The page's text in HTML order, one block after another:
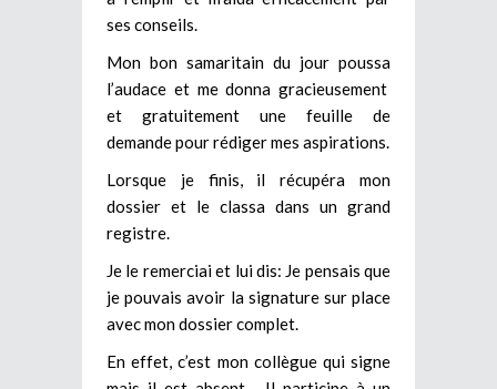
ses conseils.
Mon bon samaritain du jour poussa
l’audace et me donna gracieusement
et gratuitement une feuille de
demande pour rédiger mes aspirations.
Lorsque je finis, il récupéra mon
dossier et le classa dans un grand
registre.
Je le remerciai et lui dis: Je pensais que
je pouvais avoir la signature sur place
avec mon dossier complet.
En effet, c’est mon collègue qui signe